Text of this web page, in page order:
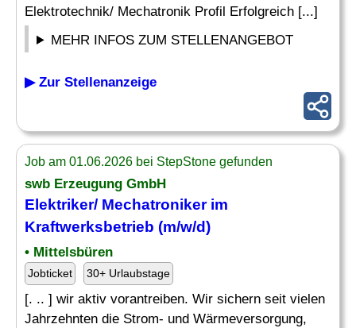
Elektrotechnik/ Mechatronik Profil Erfolgreich [...]
MEHR INFOS ZUM STELLENANGEBOT
▶ Zur Stellenanzeige
Job am 01.06.2026 bei StepStone gefunden
swb Erzeugung GmbH
Elektriker/ Mechatronikerim
Kraftwerksbetrieb (m/w/d)
• Mittelsbüren
Jobticket 30+ Urlaubstage
[. .. ] wir aktiv vorantreiben. Wir sichern seit vielen
Jahrzehnten die Strom- und Wärmeversorgung,